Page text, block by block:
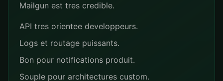
Mailgun est tres credible.
API tres orientee developpeurs.
Logs et routage puissants.
Bon pour notifications produit.
Souple pour architectures custom.